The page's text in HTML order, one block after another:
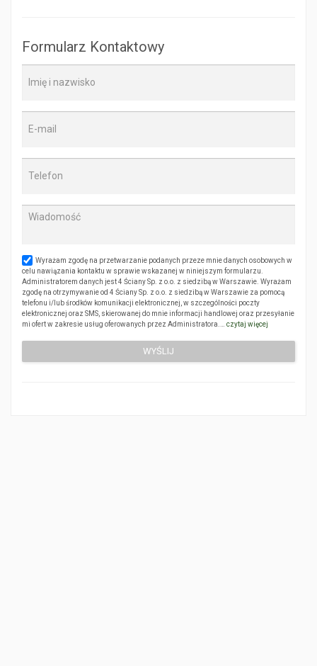
Formularz Kontaktowy
Wyrażam zgodę na przetwarzanie podanych przeze mnie danych osobowych w
celu nawiązania kontaktu w sprawie wskazanej w niniejszym formularzu.
Administratorem danych jest 4 Ściany Sp. z o.o. z siedzibą w Warszawie. Wyrażam
zgodę na otrzymywanie od 4 Ściany Sp. z o.o. z siedzibą w Warszawie za pomocą
telefonu i/lub środków komunikacji elektronicznej, w szczególności poczty
elektronicznej oraz SMS, skierowanej do mnie informacji handlowej oraz przesyłanie
mi ofert w zakresie usług oferowanych przez Administratora.… czytaj więcej